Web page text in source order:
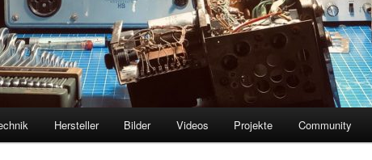
Hersteller Bilder Videos Projekte Community